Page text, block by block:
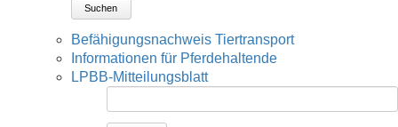
Suchen
Befähigungsnachweis Tiertransport
Informationen für Pferdehaltende
LPBB-Mitteilungsblatt